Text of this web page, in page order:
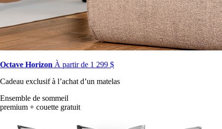
Octave Horizon À partir de 1 299 $
Cadeau exclusif à l’achat d’un matelas
Ensemble de sommeil
premium + couette gratuit